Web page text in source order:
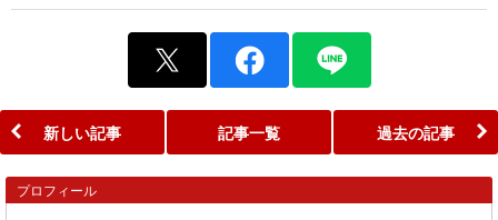
新しい記事 記事一覧 過去の記事
プロフィール